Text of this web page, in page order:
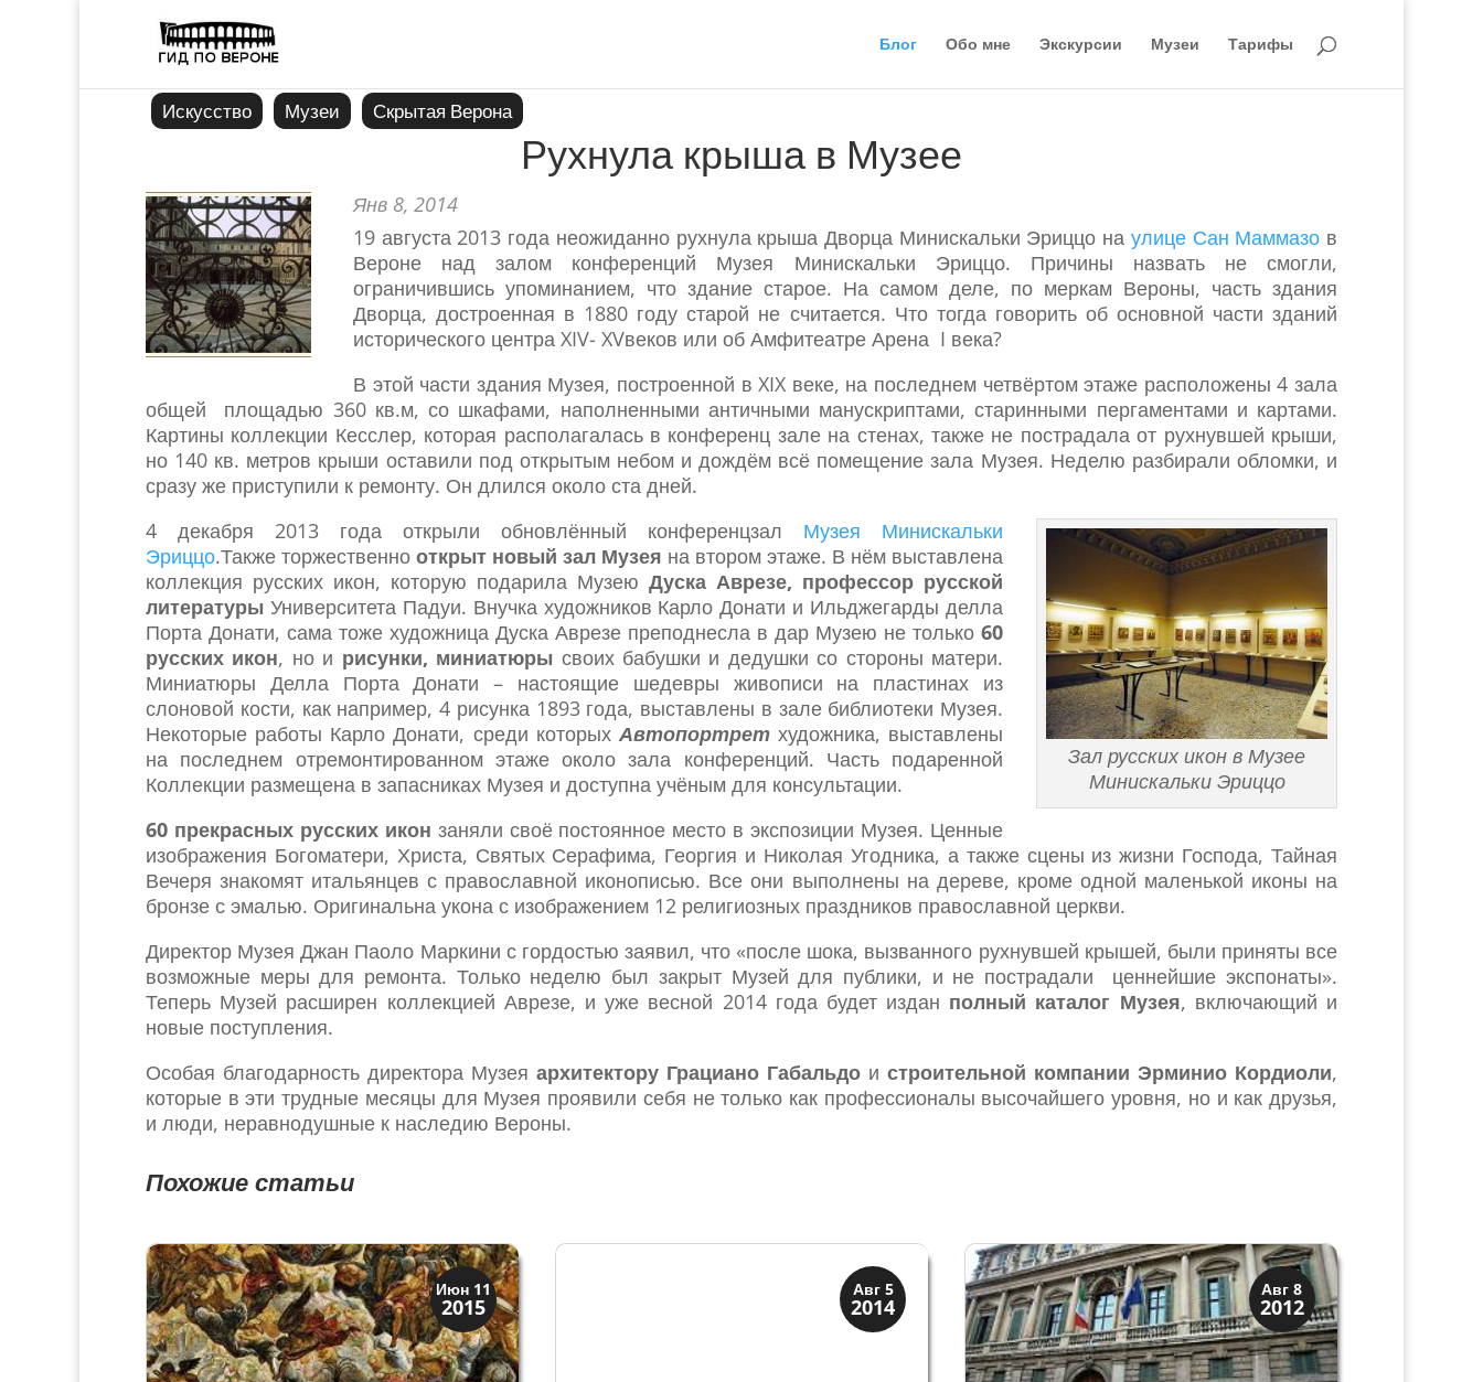
Блог Обо мне Экскурсии Музеи Тарифы
Искусство Музеи Скрытая Верона
Рухнула крыша в Музее
Янв 8, 2014
19 августа 2013 года неожиданно рухнула крыша Дворца Минискальки Эриццо на улице Сан Маммазо в
Вероне над залом конференций Музея Минискальки Эриццо. Причины назвать не смогли,
ограничившись упоминанием, что здание старое. На самом деле, по меркам Вероны, часть здания
Дворца, достроенная в 1880 году старой не считается. Что тогда говорить об основной части зданий
исторического центра XIV- XVвеков или об Амфитеатре Арена I века?
В этой части здания Музея, построенной в XIX веке, на последнем четвёртом этаже расположены 4 зала
общей площадью 360 кв.м, со шкафами, наполненными античными манускриптами, старинными пергаментами и картами.
Картины коллекции Кесслер, которая располагалась в конференц зале на стенах, также не пострадала от рухнувшей крыши,
но 140 кв. метров крыши оставили под открытым небом и дождём всё помещение зала Музея. Неделю разбирали обломки, и
сразу же приступили к ремонту. Он длился около ста дней.
Зал русских икон в Музее
Минискальки Эриццо
4 декабря 2013 года открыли обновлённый конференцзал Музея Минискальки
Эриццо.Также торжественно открыт новый зал Музея на втором этаже. В нём выставлена
коллекция русских икон, которую подарила Музею Дуска Аврезе, профессор русской
литературы Университета Падуи. Внучка художников Карло Донати и Ильджегарды делла
Порта Донати, сама тоже художница Дуска Аврезе преподнесла в дар Музею не только 60
русских икон, но и рисунки, миниатюры своих бабушки и дедушки со стороны матери.
Миниатюры Делла Порта Донати – настоящие шедевры живописи на пластинах из
слоновой кости, как например, 4 рисунка 1893 года, выставлены в зале библиотеки Музея.
Некоторые работы Карло Донати, среди которых Автопортретхудожника, выставлены
на последнем отремонтированном этаже около зала конференций. Часть подаренной
Коллекции размещена в запасниках Музея и доступна учёным для консультации.
60 прекрасных русских икон заняли своё постоянное место в экспозиции Музея. Ценные
изображения Богоматери, Христа, Святых Серафима, Георгия и Николая Угодника, а также сцены из жизни Господа, Тайная
Вечеря знакомят итальянцев с православной иконописью. Все они выполнены на дереве, кроме одной маленькой иконы на
бронзе с эмалью. Оригинальна укона с изображением 12 религиозных праздников православной церкви.
Директор Музея Джан Паоло Маркини с гордостью заявил, что «после шока, вызванного рухнувшей крышей, были приняты все
возможные меры для ремонта. Только неделю был закрыт Музей для публики, и не пострадали ценнейшие экспонаты».
Теперь Музей расширен коллекцией Аврезе, и уже весной 2014 года будет издан полный каталог Музея, включающий и
новые поступления.
Особая благодарность директора Музея архитектору Грациано Габальдо и строительной компании Эрминио Кордиоли,
которые в эти трудные месяцы для Музея проявили себя не только как профессионалы высочайшего уровня, но и как друзья,
и люди, неравнодушные к наследию Вероны.
Похожие статьи
Июн 11
2015
Искусство
Коллекции знати
Авг 5
2014
Авг 8
2012
Виллы и дворцы
Скрытая Верона